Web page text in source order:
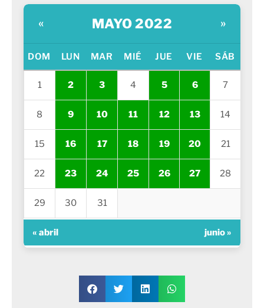
« MAYO 2022 »
DOM LUN MAR MIÉ JUE VIE SÁB
1 2 3 4 5 6 7
8 9 10 11 12 13 14
15 16 17 18 19 20 21
22 23 24 25 26 27 28
29 30 31
« abril junio »